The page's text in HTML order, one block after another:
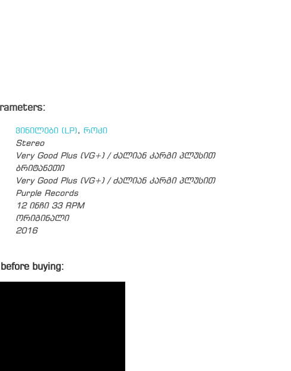
ვინილები (LP), როკი
Stereo
Very Good Plus (VG+) / ძალიან კარგი პლუსით
ბრიტანეთი
Very Good Plus (VG+) / ძალიან კარგი პლუსით
Purple Records
12 ინჩი 33 RPM
ორიგინალი
2016
buying: